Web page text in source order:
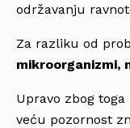
održavanju
Za razliku od
mikroorganizmi,
Upravo zbog
veću pozornost